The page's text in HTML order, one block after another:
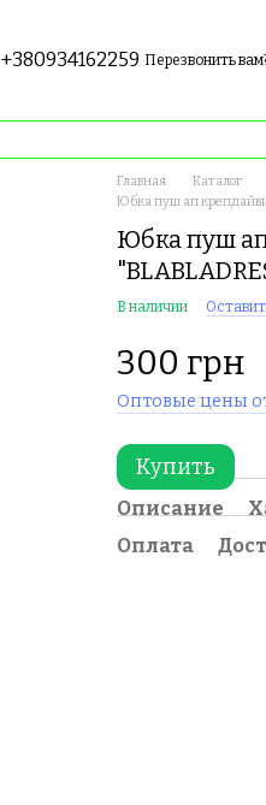
+380934162259 Перезвонить
Главная Каталог
Юбка пуш ап
Юбка пуш
В наличии
300 грн
Оптовые цены
Купить
Описание
Оплата